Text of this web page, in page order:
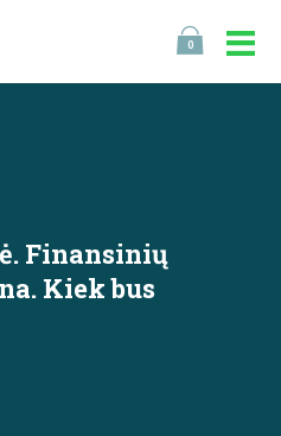
0
Finansinių
Kiek bus